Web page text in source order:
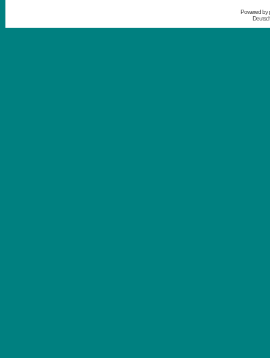
Powered by